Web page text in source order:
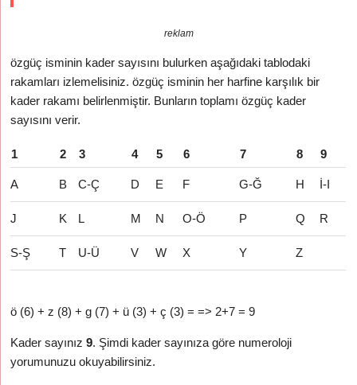
reklam
özgüç isminin kader sayısını bulurken aşağıdaki tablodaki
rakamları izlemelisiniz. özgüç isminin her harfine karşılık bir
kader rakamı belirlenmiştir. Bunların toplamı özgüç kader
sayısını verir.
1 2 3 4 5 6 7 8 9
A B C-Ç D E F G-Ğ H İ-I
J K L M N O-Ö P Q R
S-Ş T U-Ü V W X Y Z
ö (6) + z (8) + g (7) + ü (3) + ç (3) = => 2+7 = 9
Kader sayınız9. Şimdi kader sayınıza göre numeroloji
yorumunuzu okuyabilirsiniz.